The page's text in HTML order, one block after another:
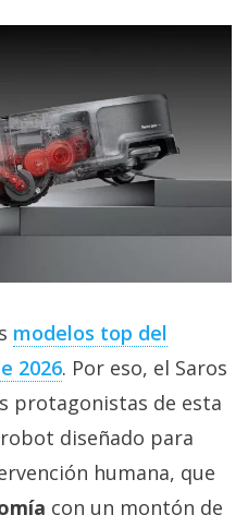
modelos top del
2026. Por eso, el Saros
protagonistas de esta
diseñado para
humana, que
con un montón de